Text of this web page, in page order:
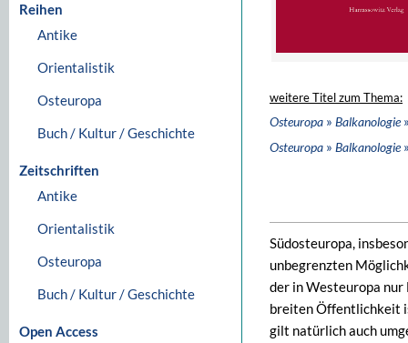
Reihen
Antike
Orientalistik
Osteuropa
Buch / Kultur / Geschichte
Zeitschriften
Antike
Orientalistik
Osteuropa
Buch / Kultur / Geschichte
Open Access
weitere Titel zum Thema:
Osteuropa » Balkanologie
Osteuropa » Balkanologie
Südosteuropa,
unbegrenzten
der in Westeuropa
breiten Öffentlichkeit
gilt natürlich auch